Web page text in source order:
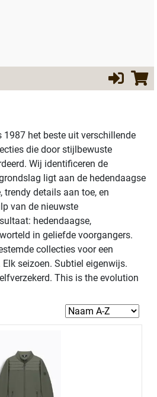
het beste uit verschillende
die door stijlbewuste
Wij identificeren de
ligt aan de hedendaagse
trendy details aan toe, en
van de nieuwste
hedendaagse,
in geliefde voorgangers.
collecties voor een
seizoen. Subtiel eigenwijs.
This is the evolution